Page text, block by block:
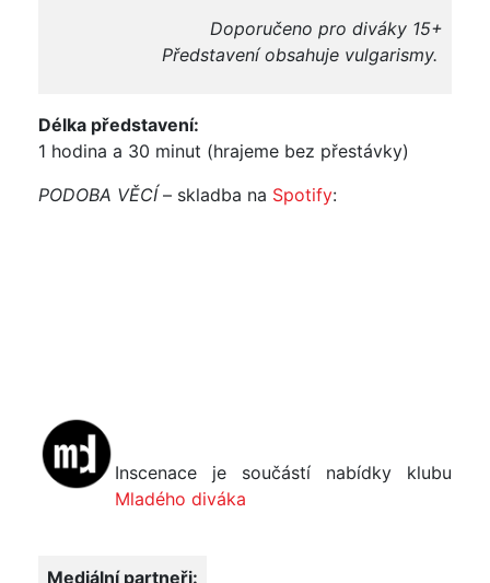
Doporučeno pro diváky 15+
Představení obsahuje vulgarismy.
Délka představení:
1 hodina a 30 minut (hrajeme bez přestávky)
PODOBA VĚCÍ – skladba na Spotify:
Inscenace je součástí nabídky klubu
Mladého diváka
Mediální partneři: